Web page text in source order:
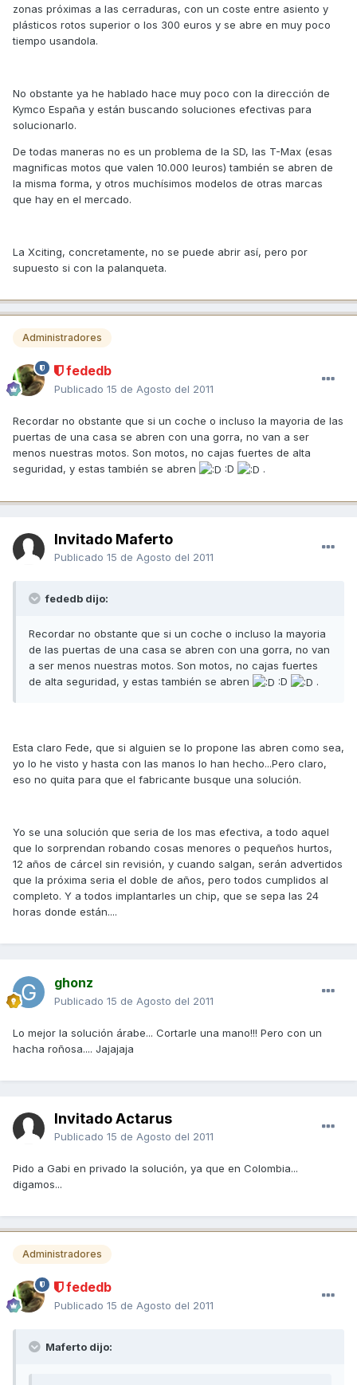
zonas próximas a las cerraduras, con un coste entre asiento y
plásticos rotos superior o los 300 euros y se abre en muy poco
tiempo usandola.
No obstante ya he hablado hace muy poco con la dirección de
Kymco España y están buscando soluciones efectivas para
solucionarlo.
De todas maneras no es un problema de la SD, las T-Max (esas
magnificas motos que valen 10.000 leuros) también se abren de
la misma forma, y otros muchísimos modelos de otras marcas
que hay en el mercado.
La Xciting, concretamente, no se puede abrir así, pero por
supuesto si con la palanqueta.
Administradores
fededb
Publicado 15 de Agosto del 2011
Recordar no obstante que si un coche o incluso la mayoria de las
puertas de una casa se abren con una gorra, no van a ser
menos nuestras motos. Son motos, no cajas fuertes de alta
seguridad, y estas también se abren
:D .
Invitado Maferto
Publicado 15 de Agosto del 2011
fededb dijo:
Recordar no obstante que si un coche o incluso la mayoria
de las puertas de una casa se abren con una gorra, no van
a ser menos nuestras motos. Son motos, no cajas fuertes
de alta seguridad, y estas también se abren
:D .
Esta claro Fede, que si alguien se lo propone las abren como sea,
yo lo he visto y hasta con las manos lo han hecho...Pero claro,
eso no quita para que el fabricante busque una solución.
Yo se una solución que seria de los mas efectiva, a todo aquel
que lo sorprendan robando cosas menores o pequeños hurtos,
12 años de cárcel sin revisión, y cuando salgan, serán advertidos
que la próxima seria el doble de años, pero todos cumplidos al
completo. Y a todos implantarles un chip, que se sepa las 24
horas donde están....
ghonz
Publicado 15 de Agosto del 2011
Lo mejor la solución árabe... Cortarle una mano!!! Pero con un
hacha roñosa.... Jajajaja
Invitado Actarus
Publicado 15 de Agosto del 2011
Pido a Gabi en privado la solución, ya que en Colombia...
digamos...
Administradores
fededb
Publicado 15 de Agosto del 2011
Maferto dijo: